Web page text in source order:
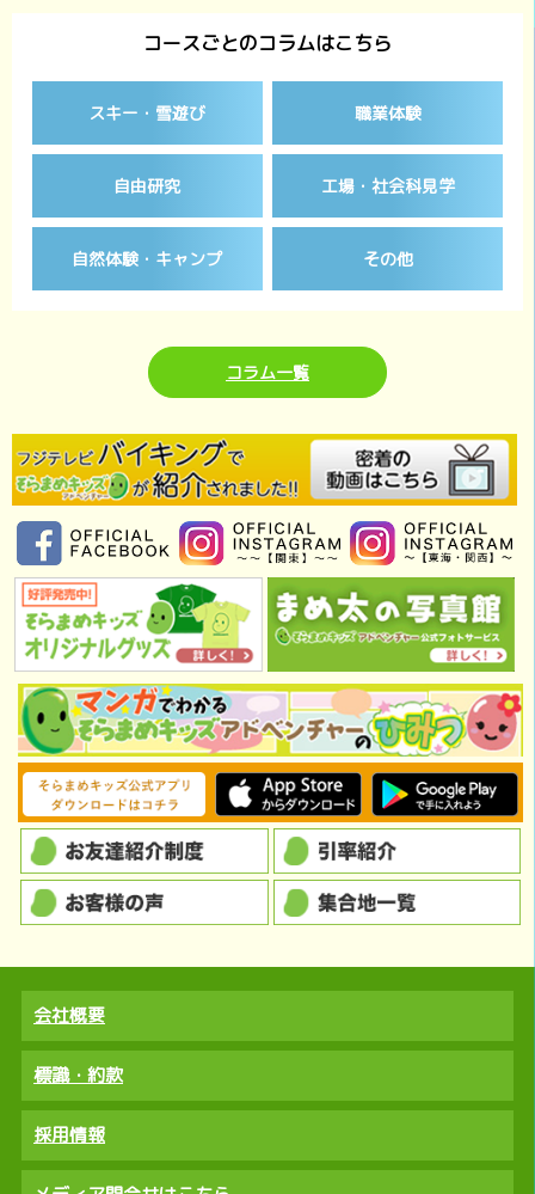
コースごとのコラムはこちら
スキー・雪遊び 職業体験
自由研究 工場・社会科見学
自然体験・キャンプ その他
コラム一覧
会社概要
標識・約款
採用情報